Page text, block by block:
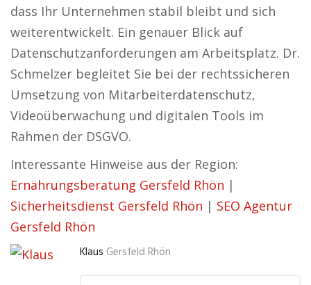
dass Ihr Unternehmen stabil bleibt und sich
weiterentwickelt. Ein genauer Blick auf
Datenschutzanforderungen am Arbeitsplatz. Dr.
Schmelzer begleitet Sie bei der rechtssicheren
Umsetzung von Mitarbeiterdatenschutz,
Videoüberwachung und digitalen Tools im
Rahmen der DSGVO.
Interessante Hinweise aus der Region:
Ernährungsberatung Gersfeld Rhön |
Sicherheitsdienst Gersfeld Rhön | SEO Agentur
Gersfeld Rhön
Klaus Gersfeld Rhön